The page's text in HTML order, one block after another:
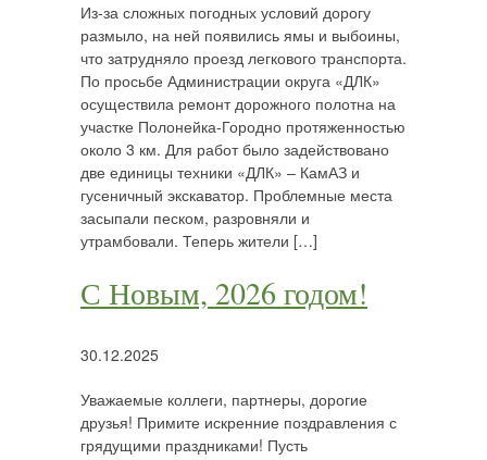
Из-за сложных погодных условий дорогу
размыло, на ней появились ямы и выбоины,
что затрудняло проезд легкового транспорта.
По просьбе Администрации округа «ДЛК»
осуществила ремонт дорожного полотна на
участке Полонейка-Городно протяженностью
около 3 км. Для работ было задействовано
две единицы техники «ДЛК» – КамАЗ и
гусеничный экскаватор. Проблемные места
засыпали песком, разровняли и
утрамбовали. Теперь жители […]
С Новым, 2026 годом!
30.12.2025
Уважаемые коллеги, партнеры, дорогие
друзья! Примите искренние поздравления с
грядущими праздниками! Пусть